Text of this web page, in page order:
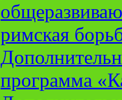
римская
программа